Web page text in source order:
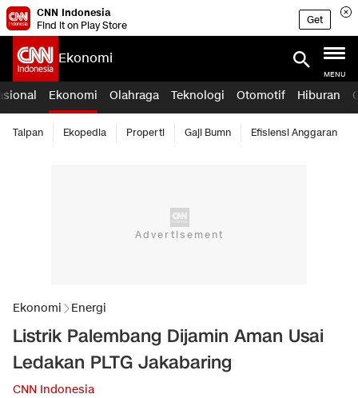
CNN Indonesia
Find it on Play Store
Get
Ekonomi
MENU
Ekonomi Olahraga Teknologi Otomotif Hiburan
Taipan Ekopedia Properti Gaji Bumn Efisiensi Anggaran
Ekonomi Energi
Listrik Palembang Dijamin Aman Usai
Ledakan PLTG Jakabaring
CNN Indonesia